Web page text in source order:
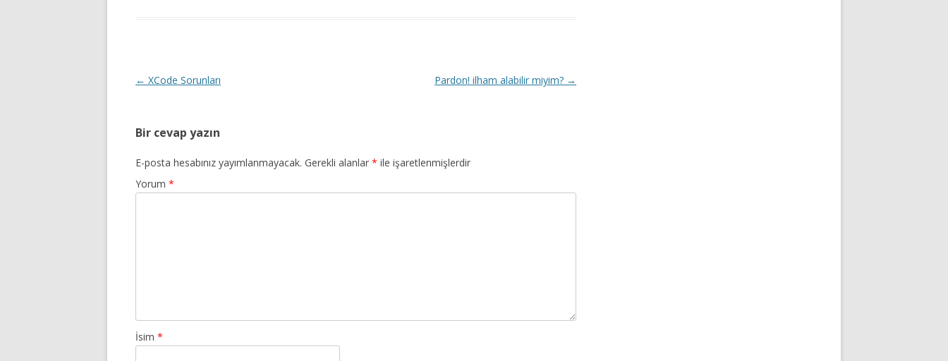
Yazı dolaşımı
← XCode Sorunları Pardon! ilham alabilir miyim? →
Bir cevap yazın
E-posta hesabınız yayımlanmayacak. Gerekli alanlar * ile işaretlenmişlerdir
Yorum *
İsim *